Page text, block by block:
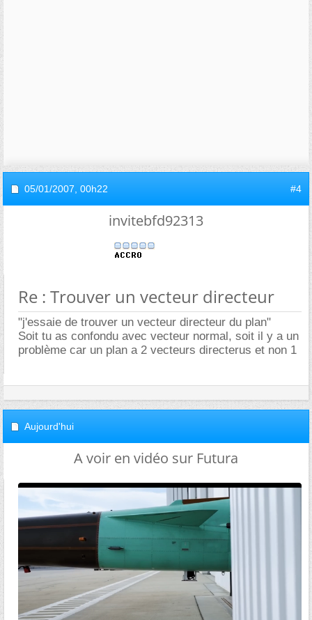
05/01/2007, 00h22 #4
invitebfd92313
Re : Trouver un vecteur directeur
"j'essaie de trouver un vecteur directeur du plan"
Soit tu as confondu avec vecteur normal, soit il y a un
problème car un plan a 2 vecteurs directerus et non 1
Aujourd'hui
A voir en vidéo sur Futura